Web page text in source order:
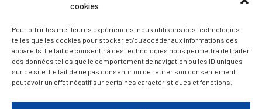
cookies
Pour offrir les meilleures expériences, nous utilisons des technologies
telles que les cookies pour stocker et/ou accéder aux informations des
appareils. Le fait de consentir à ces technologies nous permettra de traiter
des données telles que le comportement de navigation ou les ID uniques
sur ce site. Le fait de ne pas consentir ou de retirer son consentement
peut avoir un effet négatif sur certaines caractéristiques et fonctions.
— Accéder au kiosque
D’ART ET D’HISTOIRE